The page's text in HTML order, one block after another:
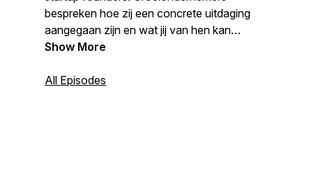
bespreken hoe zij een concrete uitdaging
aangegaan zijn en wat jij van hen kan
leren.
Show More
All Episodes